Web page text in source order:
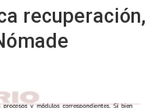
recuperación,